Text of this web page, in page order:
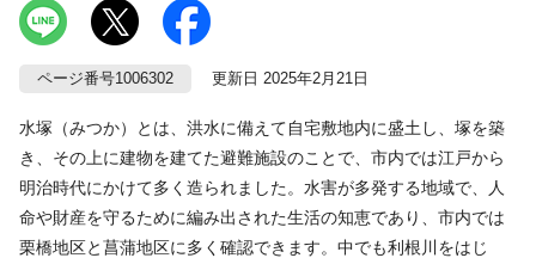
ページ番号1006302 更新日 2025年2月21日
水塚（みつか）とは、洪水に備えて自宅敷地内に盛土し、塚を築
き、その上に建物を建てた避難施設のことで、市内では江戸から
明治時代にかけて多く造られました。水害が多発する地域で、人
命や財産を守るために編み出された生活の知恵であり、市内では
栗橋地区と菖蒲地区に多く確認できます。中でも利根川をはじ